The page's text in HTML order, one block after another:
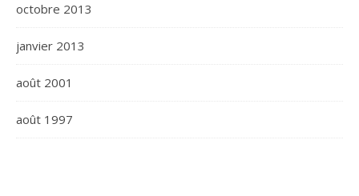
octobre 2013
janvier 2013
août 2001
août 1997